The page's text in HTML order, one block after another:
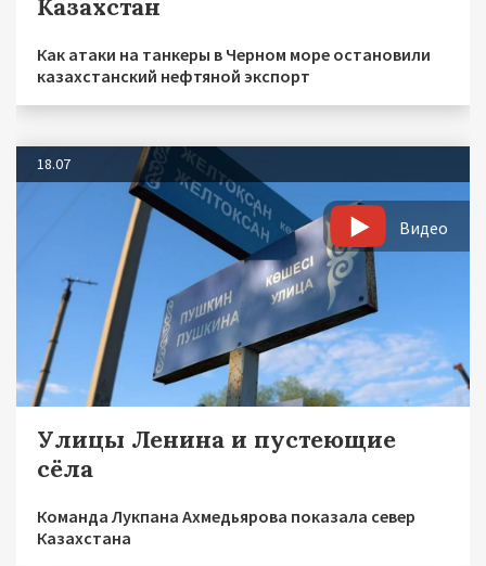
Казахстан
Как атаки на танкеры в Черном море остановили
казахстанский нефтяной экспорт
18.07
Видео
Улицы Ленина и пустеющие
сёла
Команда Лукпана Ахмедьярова показала север
Казахстана